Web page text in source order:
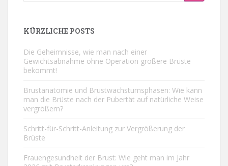
KÜRZLICHE POSTS
Die Geheimnisse, wie man nach einer
Gewichtsabnahme ohne Operation größere Brüste
bekommt!
Brustanatomie und Brustwachstumsphasen: Wie kann
man die Brüste nach der Pubertät auf natürliche Weise
vergrößern?
Schritt-für-Schritt-Anleitung zur Vergrößerung der
Brüste
Frauengesundheit der Brust: Wie geht man im Jahr